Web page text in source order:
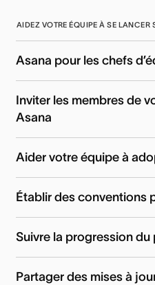
AIDEZ VOTRE ÉQUIPE À SE LANCER
Asana pour les chefs
Inviter les membres de
Asana
Aider votre équipe à
Établir des conventions
Suivre la progression du
Partager des mises à